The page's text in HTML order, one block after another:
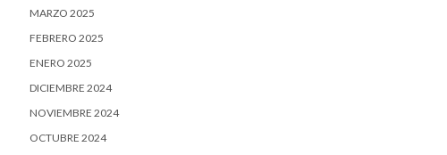
MARZO 2025
FEBRERO 2025
ENERO 2025
DICIEMBRE 2024
NOVIEMBRE 2024
OCTUBRE 2024